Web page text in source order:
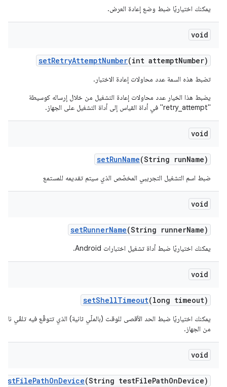
يمكنك اختياريًا ضبط وضع إعادة العرض.
void
setRetryAttemptNumber(int attemptNumber)
تضبط هذه السمة عدد محاولات إعادة الاختبار.
يضبط هذا الخيار عدد محاولات إعادة التشغيل من خلال إرساله كوسيطة
"retry_attempt" في أداة القياس إلى أداة التشغيل على الجهاز.
void
setRunName(String runName)
ضبط اسم التشغيل التجريبي المخصّص الذي سيتم تقديمه للمستمع
void
setRunnerName(String runnerName)
يمكنك اختياريًا ضبط أداة تشغيل اختبارات Android.
void
setShellTimeout(long timeout)
يمكنك اختياريًا ضبط الحد الأقصى للوقت (بالملّي ثانية) الذي تتوقّع فيه تلقّي
من الجهاز.
void
FilePathOnDevice(String testFilePathOnDevice)